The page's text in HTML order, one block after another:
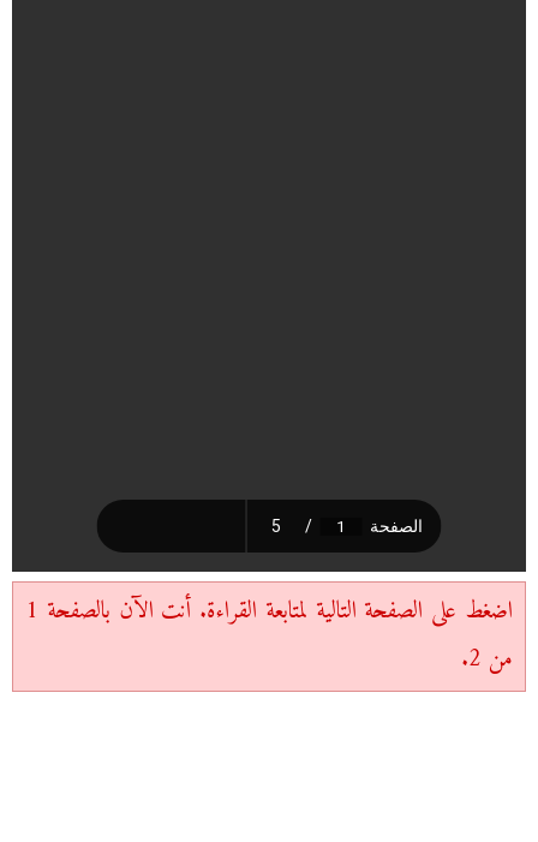
اضغط على الصفحة التالية لمتابعة القراءة. أنت الآن بالصفحة 1
من 2.